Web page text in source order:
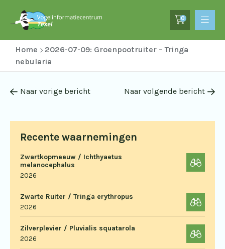
0
Home
2026-07-09: Groenpootruiter – Tringa
nebularia
Recente waarnemingen
Zwartkopmeeuw / Ichthyaetus
melanocephalus
2026
Zwarte Ruiter / Tringa erythropus
2026
Zilverplevier / Pluvialis squatarola
2026
Naar vorige bericht Naar volgende bericht